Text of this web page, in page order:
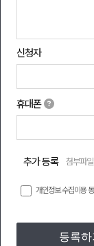
신청자
휴대폰
추가 등록 첨부파
개인정보 수집이용
등록하